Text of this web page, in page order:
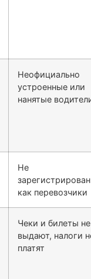
Неофициально
устроенные или
нанятые
Не
как перевозчики
Чеки и билеты не
выдают, налоги
платят